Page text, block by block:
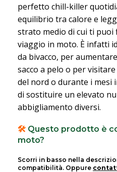
perfetto chill-killer
equilibrio tra calore e
strato medio di cui ti puoi
viaggio in moto. È infatti
da bivacco, per
sacco a pelo o per
del nord o durante i mesi
di sostituire un elevato
abbigliamento diversi.
🛠️ Questo prodotto è
moto?
Scorri in basso nella
compatibilità. Oppure